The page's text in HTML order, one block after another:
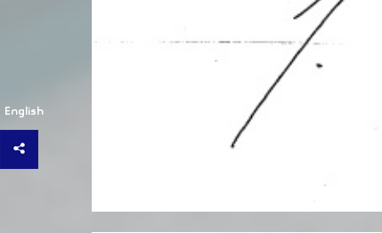
English